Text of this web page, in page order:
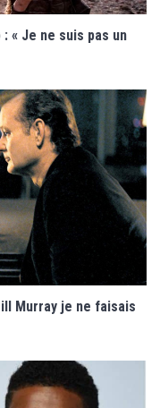
« Je ne suis pas un
Murray je ne faisais